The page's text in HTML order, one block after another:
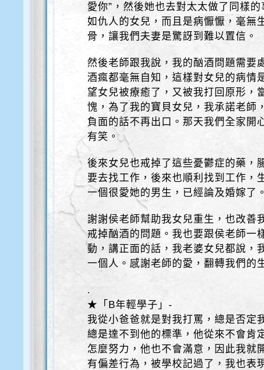
愛你”，然後她也去對太太做了同樣
如仇人的女兒，而且是病懨懨，毫無
骨，讓我們夫妻是驚訝到難以置信。
然後老師跟我說，我的酗酒問題需要
酒瘋都毫無自知，這樣對女兒的病情
望女兒被療癒了，又被我打回原形，
愧，為了我的寶貝女兒，我承諾老師
負面的話不再出口。那天我們全家開
有笑。
後來女兒也戒掉了這些憂鬱症的藥，
要去找工作，後來也順利找到工作，
一個很愛她的男生，已經論及婚嫁了
謝謝侯老師幫助我女兒重生，也改善
戒掉酗酒的問題。我也要跟侯老師一
動，講正面的話，我老婆女兒都說，
一個人。感謝老師的愛，翻轉我們的
.
★「B年輕學子」-
我從小爸爸就是對我打罵，總是否定
總是達不到他的標準，他從來不會肯
怎麼努力，他也不會滿意，因此我就
有偏差行為，被學校記過了，我也表